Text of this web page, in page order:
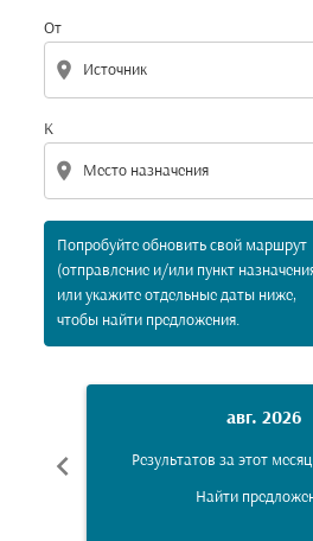
От
location_on
К
location_on
Попробуйте обновить свой маршрут
(отправление и/или пункт
или укажите отдельные даты ниже,
чтобы найти предложения.
chevron_left
авг. 2026
Результатов за этот
Найти